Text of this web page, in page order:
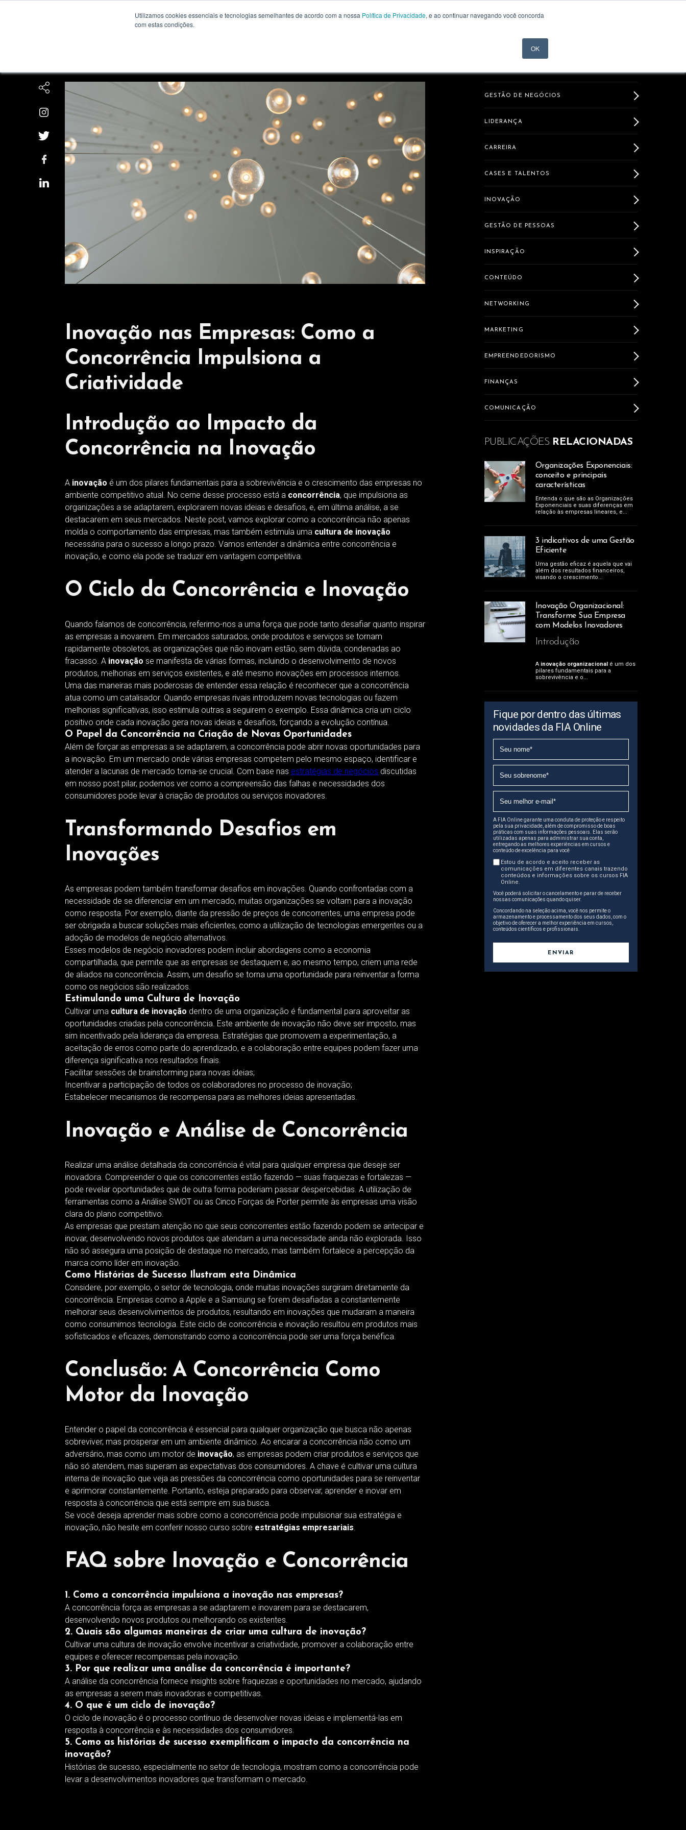
Utilizamos cookies essenciais e tecnologias semelhantes de acordo com a nossa Política de Privacidade, e ao continuar navegando você concorda
com estas condições.
OK
Inovação nas Empresas: Como a
Concorrência Impulsiona a
Criatividade
Introdução ao Impacto da
Concorrência na Inovação
A inovação é um dos pilares fundamentais para a sobrevivência e o crescimento das empresas no
ambiente competitivo atual. No cerne desse processo está a concorrência, que impulsiona as
organizações a se adaptarem, explorarem novas ideias e desafios, e, em última análise, a se
destacarem em seus mercados. Neste post, vamos explorar como a concorrência não apenas
molda o comportamento das empresas, mas também estimula uma cultura de inovação
necessária para o sucesso a longo prazo. Vamos entender a dinâmica entre concorrência e
inovação, e como ela pode se traduzir em vantagem competitiva.
O Ciclo da Concorrência e Inovação
Quando falamos de concorrência, referimo-nos a uma força que pode tanto desafiar quanto inspirar
as empresas a inovarem. Em mercados saturados, onde produtos e serviços se tornam
rapidamente obsoletos, as organizações que não inovam estão, sem dúvida, condenadas ao
fracasso. A inovação se manifesta de várias formas, incluindo o desenvolvimento de novos
produtos, melhorias em serviços existentes, e até mesmo inovações em processos internos.
Uma das maneiras mais poderosas de entender essa relação é reconhecer que a concorrência
atua como um catalisador. Quando empresas rivais introduzem novas tecnologias ou fazem
melhorias significativas, isso estimula outras a seguirem o exemplo. Essa dinâmica cria um ciclo
positivo onde cada inovação gera novas ideias e desafios, forçando a evolução contínua.
O Papel da Concorrência na Criação de Novas Oportunidades
Além de forçar as empresas a se adaptarem, a concorrência pode abrir novas oportunidades para
a inovação. Em um mercado onde várias empresas competem pelo mesmo espaço, identificar e
atender a lacunas de mercado torna-se crucial. Com base nas estratégias de negócios discutidas
em nosso post pilar, podemos ver como a compreensão das falhas e necessidades dos
consumidores pode levar à criação de produtos ou serviços inovadores.
Transformando Desafios em
Inovações
As empresas podem também transformar desafios em inovações. Quando confrontadas com a
necessidade de se diferenciar em um mercado, muitas organizações se voltam para a inovação
como resposta. Por exemplo, diante da pressão de preços de concorrentes, uma empresa pode
ser obrigada a buscar soluções mais eficientes, como a utilização de tecnologias emergentes ou a
adoção de modelos de negócio alternativos.
Esses modelos de negócio inovadores podem incluir abordagens como a economia
compartilhada, que permite que as empresas se destaquem e, ao mesmo tempo, criem uma rede
de aliados na concorrência. Assim, um desafio se torna uma oportunidade para reinventar a forma
como os negócios são realizados.
Estimulando uma Cultura de Inovação
Cultivar uma cultura de inovação dentro de uma organização é fundamental para aproveitar as
oportunidades criadas pela concorrência. Este ambiente de inovação não deve ser imposto, mas
sim incentivado pela liderança da empresa. Estratégias que promovem a experimentação, a
aceitação de erros como parte do aprendizado, e a colaboração entre equipes podem fazer uma
diferença significativa nos resultados finais.
Facilitar sessões de brainstorming para novas ideias;
Incentivar a participação de todos os colaboradores no processo de inovação;
Estabelecer mecanismos de recompensa para as melhores ideias apresentadas.
Inovação e Análise de Concorrência
Realizar uma análise detalhada da concorrência é vital para qualquer empresa que deseje ser
inovadora. Compreender o que os concorrentes estão fazendo — suas fraquezas e fortalezas —
pode revelar oportunidades que de outra forma poderiam passar despercebidas. A utilização de
ferramentas como a Análise SWOT ou as Cinco Forças de Porter permite às empresas uma visão
clara do plano competitivo.
As empresas que prestam atenção no que seus concorrentes estão fazendo podem se antecipar e
inovar, desenvolvendo novos produtos que atendam a uma necessidade ainda não explorada. Isso
não só assegura uma posição de destaque no mercado, mas também fortalece a percepção da
marca como líder em inovação.
Como Histórias de Sucesso Ilustram esta Dinâmica
Considere, por exemplo, o setor de tecnologia, onde muitas inovações surgiram diretamente da
concorrência. Empresas como a Apple e a Samsung se forem desafiadas a constantemente
melhorar seus desenvolvimentos de produtos, resultando em inovações que mudaram a maneira
como consumimos tecnologia. Este ciclo de concorrência e inovação resultou em produtos mais
sofisticados e eficazes, demonstrando como a concorrência pode ser uma força benéfica.
Conclusão: A Concorrência Como
Motor da Inovação
Entender o papel da concorrência é essencial para qualquer organização que busca não apenas
sobreviver, mas prosperar em um ambiente dinâmico. Ao encarar a concorrência não como um
adversário, mas como um motor de inovação, as empresas podem criar produtos e serviços que
não só atendem, mas superam as expectativas dos consumidores. A chave é cultivar uma cultura
interna de inovação que veja as pressões da concorrência como oportunidades para se reinventar
e aprimorar constantemente. Portanto, esteja preparado para observar, aprender e inovar em
resposta à concorrência que está sempre em sua busca.
Se você deseja aprender mais sobre como a concorrência pode impulsionar sua estratégia e
inovação, não hesite em conferir nosso curso sobre estratégias empresariais.
FAQ sobre Inovação e Concorrência
1. Como a concorrência impulsiona a inovação nas empresas?
A concorrência força as empresas a se adaptarem e inovarem para se destacarem,
desenvolvendo novos produtos ou melhorando os existentes.
2. Quais são algumas maneiras de criar uma cultura de inovação?
Cultivar uma cultura de inovação envolve incentivar a criatividade, promover a colaboração entre
equipes e oferecer recompensas pela inovação.
3. Por que realizar uma análise da concorrência é importante?
A análise da concorrência fornece insights sobre fraquezas e oportunidades no mercado, ajudando
as empresas a serem mais inovadoras e competitivas.
4. O que é um ciclo de inovação?
O ciclo de inovação é o processo contínuo de desenvolver novas ideias e implementá-las em
resposta à concorrência e às necessidades dos consumidores.
5. Como as histórias de sucesso exemplificam o impacto da concorrência na
inovação?
Histórias de sucesso, especialmente no setor de tecnologia, mostram como a concorrência pode
levar a desenvolvimentos inovadores que transformam o mercado.
GESTÃO DE NEGÓCIOS
LIDERANÇA
CARREIRA
CASES E TALENTOS
INOVAÇÃO
GESTÃO DE PESSOAS
INSPIRAÇÃO
CONTEÚDO
NETWORKING
MARKETING
EMPREENDEDORISMO
FINANÇAS
COMUNICAÇÃO
PUBLICAÇÕES RELACIONADAS
Organizações Exponenciais:
conceito e principais
características
Entenda o que são as Organizações
Exponenciais e suas diferenças em
relação às empresas lineares, e...
3 indicativos de uma Gestão
Eficiente
Uma gestão eficaz é aquela que vai
além dos resultados financeiros,
visando o crescimento...
Inovação Organizacional:
Transforme Sua Empresa
com Modelos Inovadores
Introdução
A inovação organizacionalé um dos
pilares fundamentais para a
sobrevivência e o...
Fique por dentro das últimas
novidades da FIA Online
A FIA Online garante uma conduta de proteção e respeito
pela sua privacidade, além de compromisso de boas
práticas com suas informações pessoais. Elas serão
utilizadas apenas para administrar sua conta,
entregando as melhores experiências em cursos e
conteúdo de excelência para você
Estou de acordo e aceito receber as
comunicações em diferentes canais trazendo
conteúdos e informações sobre os cursos FIA
Online.
Você poderá solicitar o cancelamento e parar de receber
nossas comunicações quando quiser.
Concordando na seleção acima, você nos permite o
armazenamento e processamento dos seus dados, com o
objetivo de oferecer a melhor experiência em cursos,
conteúdos científicos e profissionais.